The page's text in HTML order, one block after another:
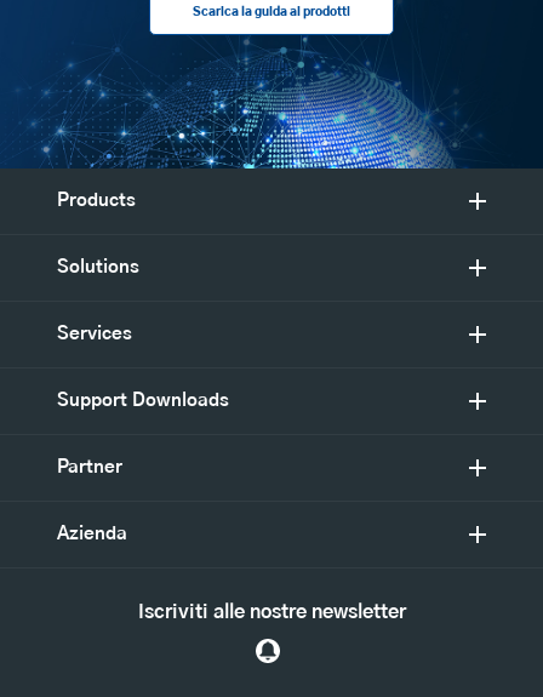
Scarica la guida ai prodotti
Products
Solutions
Services
Support Downloads
Partner
Azienda
Iscriviti alle nostre newsletter